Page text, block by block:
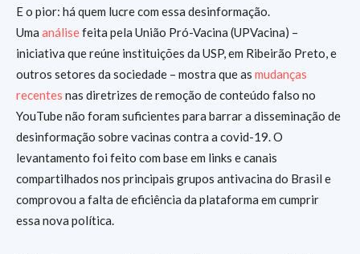
E o pior: há quem lucre com essa desinformação.
Uma análisefeita pela União Pró-Vacina (UPVacina) –
iniciativa que reúne instituições da USP, em Ribeirão Preto, e
outros setores da sociedade – mostra que as mudanças
recentes nas diretrizes de remoção de conteúdo falso no
YouTube não foram suficientes para barrar a disseminação de
desinformação sobre vacinas contra a covid-19. O
levantamento foi feito com base em links e canais
compartilhados nos principais grupos antivacina do Brasil e
comprovou a falta de eficiência da plataforma em cumprir
essa nova política.